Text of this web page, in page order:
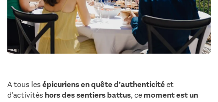
A tous lesépicuriens en quête d’authenticitéet
d’activités hors des sentiers battus, cemoment est un